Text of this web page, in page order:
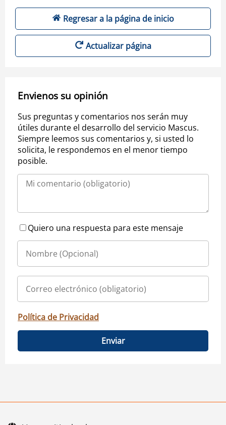
Regresar a la página de inicio
Actualizar página
Envienos su opinión
Sus preguntas y comentarios nos serán muy
útiles durante el desarrollo del servicio Mascus.
Siempre leemos sus comentarios y, si usted lo
solicita, le respondemos en el menor tiempo
posible.
Quiero una respuesta para este mensaje
Política de Privacidad
Enviar